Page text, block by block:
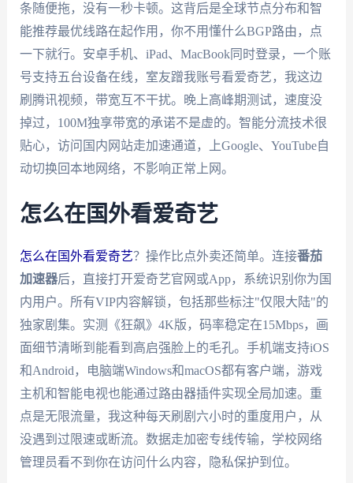
条随便拖，没有一秒卡顿。这背后是全球节点分布和智
能推荐最优线路在起作用，你不用懂什么BGP路由，点
一下就行。安卓手机、iPad、MacBook同时登录，一个账
号支持五台设备在线，室友蹭我账号看爱奇艺，我这边
刷腾讯视频，带宽互不干扰。晚上高峰期测试，速度没
掉过，100M独享带宽的承诺不是虚的。智能分流技术很
贴心，访问国内网站走加速通道，上Google、YouTube自
动切换回本地网络，不影响正常上网。
怎么在国外看爱奇艺
怎么在国外看爱奇艺？操作比点外卖还简单。连接番茄
加速器后，直接打开爱奇艺官网或App，系统识别你为国
内用户。所有VIP内容解锁，包括那些标注"仅限大陆"的
独家剧集。实测《狂飙》4K版，码率稳定在15Mbps，画
面细节清晰到能看到高启强脸上的毛孔。手机端支持iOS
和Android，电脑端Windows和macOS都有客户端，游戏
主机和智能电视也能通过路由器插件实现全局加速。重
点是无限流量，我这种每天刷剧六小时的重度用户，从
没遇到过限速或断流。数据走加密专线传输，学校网络
管理员看不到你在访问什么内容，隐私保护到位。